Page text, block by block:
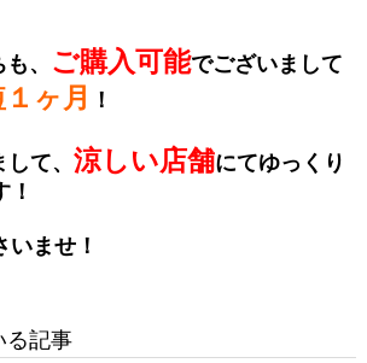
、 ご購入可能でございまして
ヶ月 ！
て、 涼しい店舗にてゆっくり
ませ！
る記事